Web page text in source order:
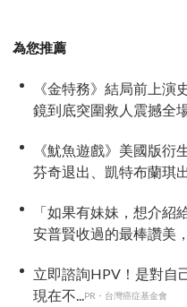
為您推薦
《金特務》結局前上演
鏡到底突圍救人震撼全
《魷魚遊戲》美國版衍
芬奇退出、凱特布蘭琪
「如果有妹妹，想介紹
安普賢收過的最棒讚美
立即諮詢HPV！是對自
現在不...PR・台灣癌症基金會